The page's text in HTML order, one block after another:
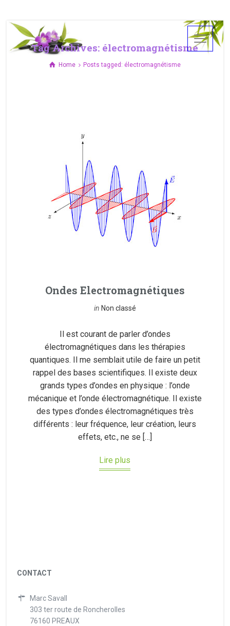
Tag Archives: électromagnétisme
Home Posts tagged: électromagnétisme
Ondes Electromagnétiques
in Non classé
Il est courant de parler d’ondes
électromagnétiques dans les thérapies
quantiques. Il me semblait utile de faire un petit
rappel des bases scientifiques. Il existe deux
grands types d’ondes en physique : l’onde
mécanique et l’onde électromagnétique. Il existe
des types d’ondes électromagnétiques très
différents : leur fréquence, leur création, leurs
effets, etc., ne se […]
Lire plus
CONTACT
Marc Savall
303 ter route de Roncherolles
76160 PREAUX